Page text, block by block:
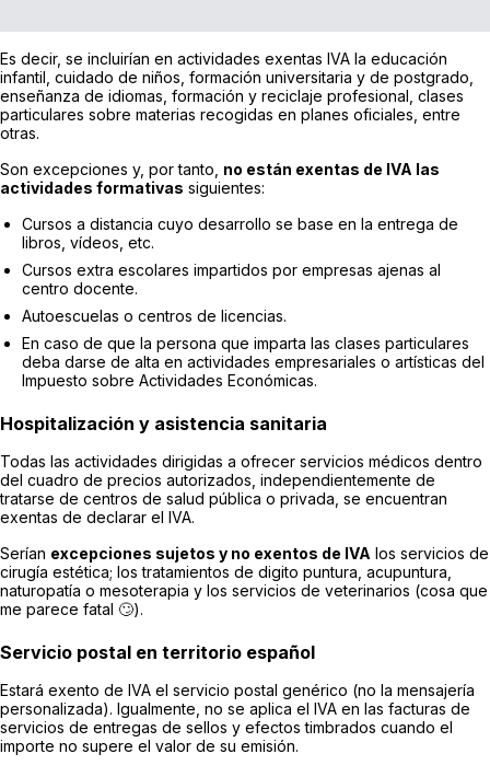
Es decir, se incluirían en actividades exentas IVA la educación
infantil, cuidado de niños, formación universitaria y de postgrado,
enseñanza de idiomas, formación y reciclaje profesional, clases
particulares sobre materias recogidas en planes oficiales, entre
otras.
Son excepciones y, por tanto, no están exentas de IVA las
actividades formativas siguientes:
Cursos a distancia cuyo desarrollo se base en la entrega de
libros, vídeos, etc.
Cursos extra escolares impartidos por empresas ajenas al
centro docente.
Autoescuelas o centros de licencias.
En caso de que la persona que imparta las clases particulares
deba darse de alta en actividades empresariales o artísticas del
Impuesto sobre Actividades Económicas.
Hospitalización y asistencia sanitaria
Todas las actividades dirigidas a ofrecer servicios médicos dentro
del cuadro de precios autorizados, independientemente de
tratarse de centros de salud pública o privada, se encuentran
exentas de declarar el IVA.
Serían excepciones sujetos y no exentos de IVA los servicios de
cirugía estética; los tratamientos de digito puntura, acupuntura,
naturopatía o mesoterapia y los servicios de veterinarios (cosa que
me parece fatal 🙄).
Servicio postal en territorio español
Estará exento de IVA el servicio postal genérico (no la mensajería
personalizada). Igualmente, no se aplica el IVA en las facturas de
servicios de entregas de sellos y efectos timbrados cuando el
importe no supere el valor de su emisión.